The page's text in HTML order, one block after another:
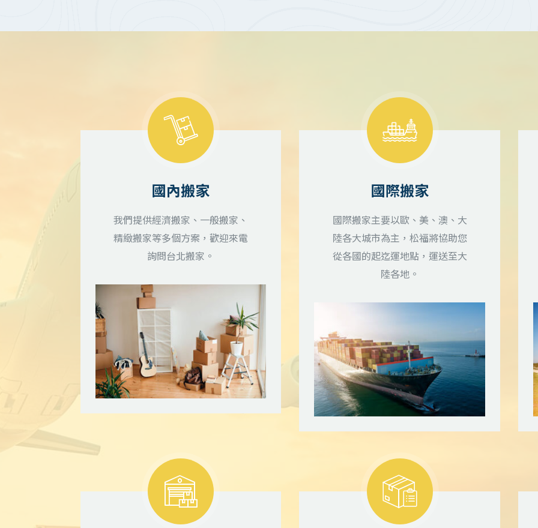
國內搬家
我們提供經濟搬家、一般搬家、
精緻搬家等多個方案，歡迎來電
詢問台北搬家。
國際搬家
國際搬家主要以歐、美、澳、大
陸各大城市為主，松福將協助您
從各國的起迄運地點，運送至大
陸各地。